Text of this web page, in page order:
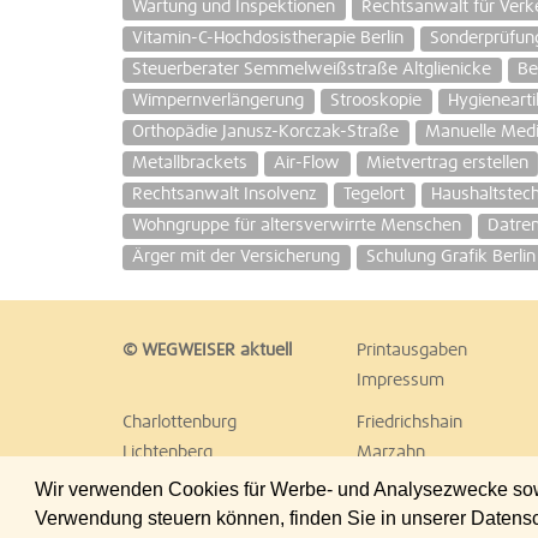
Wir verwenden Cookies für Werbe- und Analysezwecke
Verwendung steuern können, finden Sie in unserer
Wartung und Inspektionen
Rechtsanwalt für
Vitamin-C-Hochdosistherapie Berlin
Steuerberater Semmelweißstraße Altglienicke
Wimpernverlängerung
Strooskopie
Orthopädie Janusz-Korczak-Straße
Manuelle
Metallbrackets
Air-Flow Mietvertrag erstellen
Rechtsanwalt Insolvenz
Tegelort
Wohngruppe für altersverwirrte Menschen
Ärger mit der Versicherung
Schulung Grafik Berlin
© WEGWEISER aktuell Printausgaben
Impressum
Charlottenburg Friedrichshain
Lichtenberg
Marzahn
Reinickendorf
Schöneberg
Treptow
Umland Ost